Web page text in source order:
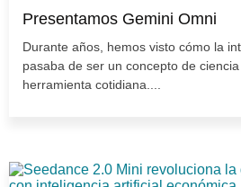
Presentamos Gemini Omni
Durante años, hemos visto cómo la
pasaba de ser un concepto de
herramienta cotidiana....